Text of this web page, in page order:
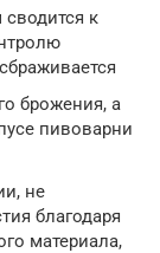
к
брожения, а
пивоварни
не
благодаря
материала,